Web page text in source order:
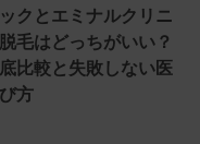
クとエミナルクリニ
毛はどっちがいい？
比較と失敗しない医
方